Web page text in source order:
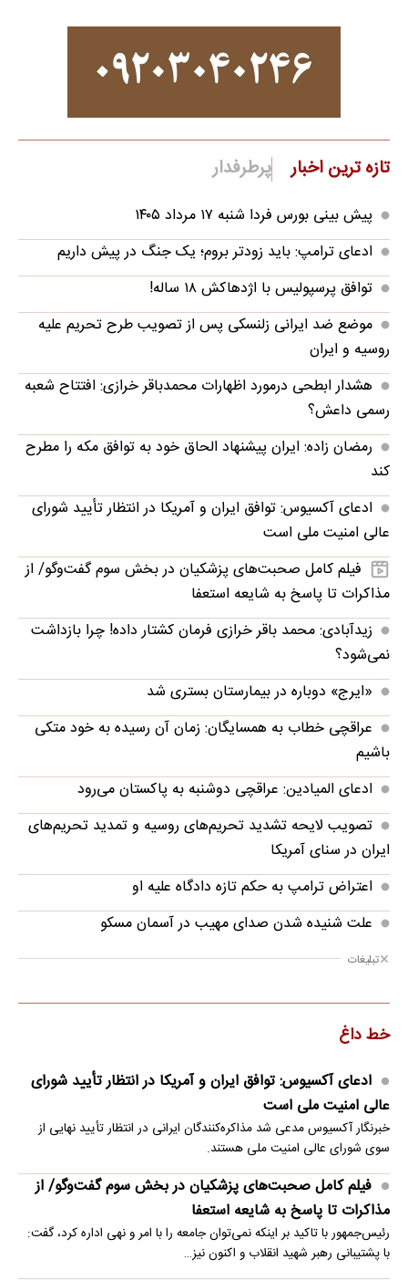
تازه ترین اخبار پرطرفدار
پیش بینی بورس فردا شنبه ۱۷ مرداد ۱۴۰۵
ادعای ترامپ: باید زودتر بروم؛ یک جنگ در پیش داریم
توافق پرسپولیس با اژدهاکش ۱۸ ساله!
موضع ضد ایرانی زلنسکی پس از تصویب طرح تحریم علیه
روسیه و ایران
هشدار ابطحی درمورد اظهارات محمدباقر خرازی: افتتاح شعبه
رسمی داعش؟
رمضان زاده: ایران پیشنهاد الحاق خود به توافق مکه را مطرح
کند
ادعای آکسیوس: توافق ایران و آمریکا در انتظار تأیید شورای
عالی امنیت ملی است
فیلم کامل صحبت‌های پزشکیان در بخش سوم گفت‌وگو/ از
مذاکرات تا پاسخ به شایعه استعفا
زیدآبادی: محمد باقر خرازی فرمان کشتار داده! چرا بازداشت
نمی‌شود؟
«ایرج» دوباره در بیمارستان بستری شد
عراقچی خطاب به همسایگان: زمان آن رسیده به خود متکی
باشیم
ادعای المیادین: عراقچی دوشنبه به پاکستان می‌رود
تصویب لایحه تشدید تحریم‌های روسیه و تمدید تحریم‌های
ایران در سنای آمریکا
اعتراض ترامپ به حکم تازه دادگاه علیه او
علت شنیده شدن صدای مهیب در آسمان مسکو
تبلیغات
خط داغ
ادعای آکسیوس: توافق ایران و آمریکا در انتظار تأیید شورای
عالی امنیت ملی است
خبرنگار آکسیوس مدعی شد مذاکره‌کنندگان ایرانی در انتظار تأیید نهایی از
سوی شورای عالی امنیت ملی هستند.
فیلم کامل صحبت‌های پزشکیان در بخش سوم گفت‌وگو/ از
مذاکرات تا پاسخ به شایعه استعفا
رئیس‌جمهور با تاکید بر اینکه نمی‌توان جامعه را با امر و نهی اداره کرد، گفت:
با پشتیبانی رهبر شهید انقلاب و اکنون نیز…